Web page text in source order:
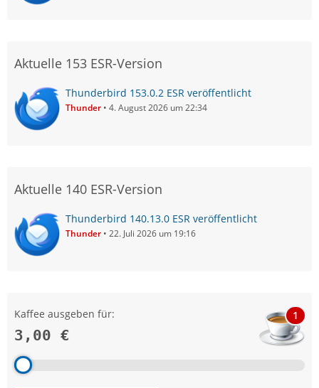
Aktuelle 153 ESR-Version
Thunderbird 153.0.2 ESR veröffentlicht
Thunder 4. August 2026 um 22:34
Aktuelle 140 ESR-Version
Thunderbird 140.13.0 ESR veröffentlicht
Thunder 22. Juli 2026 um 19:16
Kaffee ausgeben für:
3,00 €
1